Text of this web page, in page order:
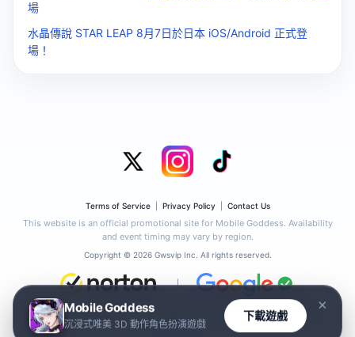
場
水晶傳說 STAR LEAP 8月7日於日本 iOS/Android 正式登
場！
Mobile Goddess
沉浸式唯美 3D 動作角色扮演遊戲
下載遊戲
×
Terms of Service| Privacy Policy| Contact Us
This website is an official promotional site for Mobile Goddess. Availability
and event timing may vary by region.
Copyright © 2026 Gwsvip Inc. All rights reserved.
|
This site has passed the Google Safe Browsing check. No phishing or malware
detected.